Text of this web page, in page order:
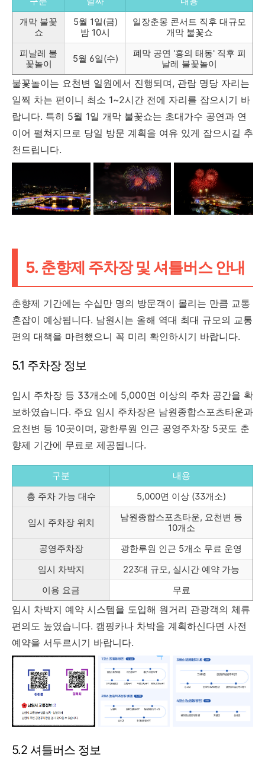
개막 불꽃
쇼
5월 1일(금)
밤 10시
일장춘몽 콘서트 직후 대규모
개막 불꽃쇼
피날레 불
꽃놀이
5월 6일(수)
폐막 공연 '흥의 태동' 직후 피
날레 불꽃놀이
불꽃놀이는 요천변 일원에서 진행되며, 관람 명당 자리는
일찍 차는 편이니 최소 1~2시간 전에 자리를 잡으시기 바
랍니다. 특히 5월 1일 개막 불꽃쇼는 초대가수 공연과 연
이어 펼쳐지므로 당일 방문 계획을 여유 있게 잡으시길 추
천드립니다.
5. 춘향제 주차장 및 셔틀버스 안내
춘향제 기간에는 수십만 명의 방문객이 몰리는 만큼 교통
혼잡이 예상됩니다. 남원시는 올해 역대 최대 규모의 교통
편의 대책을 마련했으니 꼭 미리 확인하시기 바랍니다.
5.1 주차장 정보
임시 주차장 등 33개소에 5,000면 이상의 주차 공간을 확
보하였습니다. 주요 임시 주차장은 남원종합스포츠타운과
요천변 등 10곳이며, 광한루원 인근 공영주차장 5곳도 춘
향제 기간에 무료로 제공됩니다.
구분
내용
총 주차 가능 대수
5,000면 이상 (33개소)
임시 주차장 위치
남원종합스포츠타운, 요천변 등
10개소
공영주차장
광한루원 인근 5개소 무료 운영
임시 차박지
223대 규모, 실시간 예약 가능
이용 요금
무료
임시 차박지 예약 시스템을 도입해 원거리 관광객의 체류
편의도 높였습니다. 캠핑카나 차박을 계획하신다면 사전
예약을 서두르시기 바랍니다.
5.2 셔틀버스 정보